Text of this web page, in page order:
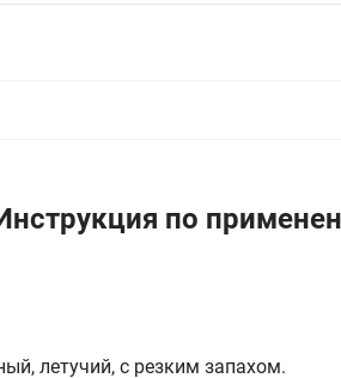
по
летучий, с резким запахом.